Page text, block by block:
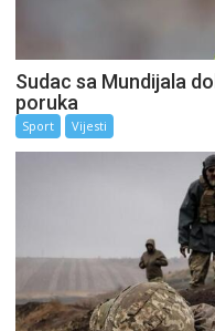
Sudac sa Mundijala
poruka
Sport Vijesti